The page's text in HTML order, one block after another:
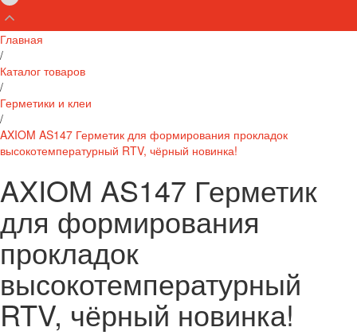
Главная
/
Каталог товаров
/
Герметики и клеи
/
AXIOM AS147 Герметик для формирования прокладок
высокотемпературный RTV, чёрный новинка!
AXIOM AS147 Герметик
для формирования
прокладок
высокотемпературный
RTV, чёрный новинка!